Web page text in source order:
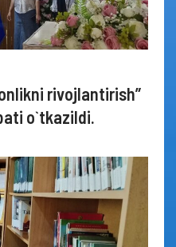
rivojlantirish”
o`tkazildi.